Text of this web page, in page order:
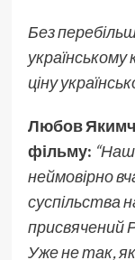
Без
ціну
Любов
фільму:
неймовірно
суспільства
присвячений
Уже не так,